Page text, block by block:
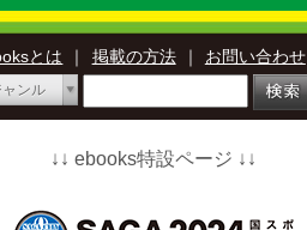
とは ｜ 掲載の方法 ｜ お問い合わせ
ャンル
↓↓ ebooks特設ページ ↓↓